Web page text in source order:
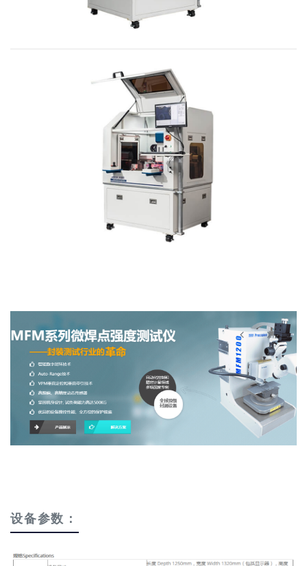
设备参数：